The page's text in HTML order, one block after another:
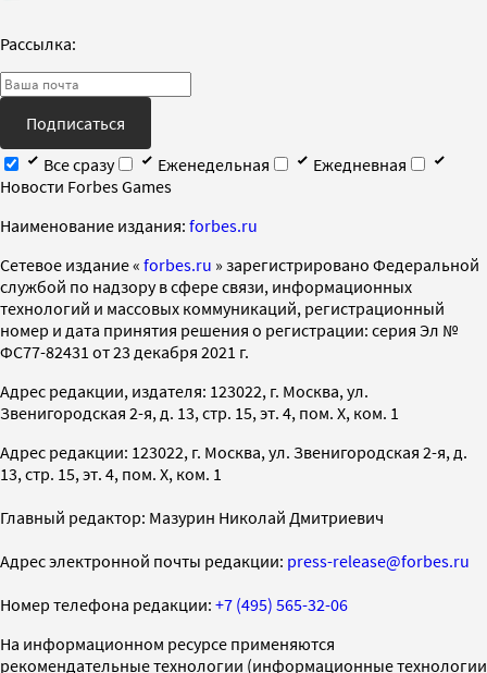
Рассылка:
Подписаться
Все сразу
Еженедельная
Ежедневная
Новости Forbes Games
Наименование издания: forbes.ru
Cетевое издание « forbes.ru » зарегистрировано Федеральной
службой по надзору в сфере связи, информационных
технологий и массовых коммуникаций, регистрационный
номер и дата принятия решения о регистрации: серия Эл №
ФС77-82431 от 23 декабря 2021 г.
Адрес редакции, издателя: 123022, г. Москва, ул.
Звенигородская 2-я, д. 13, стр. 15, эт. 4, пом. X, ком. 1
Адрес редакции: 123022, г. Москва, ул. Звенигородская 2-я, д.
13, стр. 15, эт. 4, пом. X, ком. 1
Главный редактор: Мазурин Николай Дмитриевич
Адрес электронной почты редакции: press-release@forbes.ru
Номер телефона редакции: +7 (495) 565-32-06
На информационном ресурсе применяются
рекомендательные технологии (информационные технологии